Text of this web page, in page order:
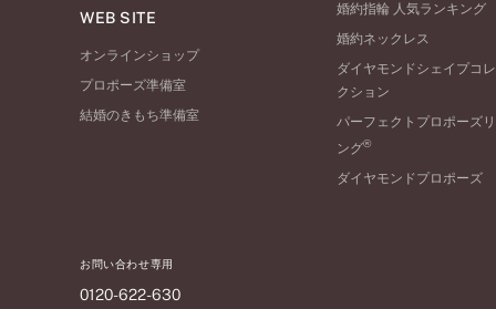
WEB SITE
オンラインショップ
プロポーズ準備室
結婚のきもち準備室
お問い合わせ専用
0120-622-630
エレガント
ゴージャス
20万円台～
10万円台～
婚約指輪 人気ランキング
婚約ネックレス
ダイヤモンドシェイプコレ
クション
パーフェクトプロポーズリ
ング®
ダイヤモンドプロポーズ